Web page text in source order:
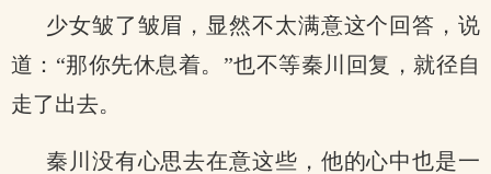
少女皱了皱眉，显然不太满意这个回答，说
道：“那你先休息着。”也不等秦川回复，就径自
走了出去。
秦川没有心思去在意这些，他的心中也是一